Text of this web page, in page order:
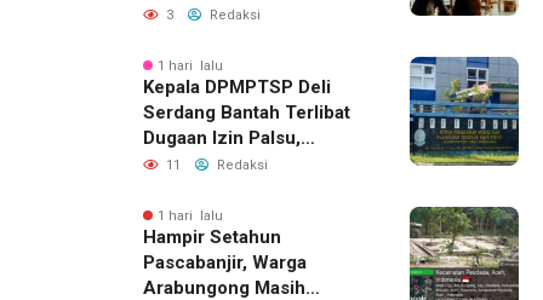
Pikir Inovatif
3 Redaksi
1 hari lalu
Kepala DPMPTSP Deli
Serdang Bantah Terlibat
Dugaan Izin Palsu,
Tegaskan Proses
Jalur Resmi
11 Redaksi
1 hari lalu
Hampir Setahun
Pascabanjir, Warga
Arabungong Masih